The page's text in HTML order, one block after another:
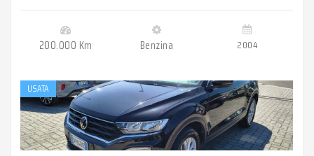
200.000 Km Benzina 2004
USATA